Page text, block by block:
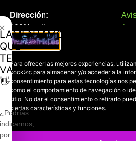
Para ofrecer las mejores experiencias,
cookies para almacenar y/o acceder a la
consentimiento para estas tecnologías nos
como el comportamiento de navegación o
sitio. No dar el consentimiento o retirarlo
ciertas características y funciones.
Dirección:
100% online
Manresa (08241), Barcelona
Chat Whatsapp (solo texto):
+34 689 800 662
Correo:
contacto@mundofriki.es
LAMENTAMOS
QUE
TE
VAYAS
👋
¿Podrías
indicarnos,
por